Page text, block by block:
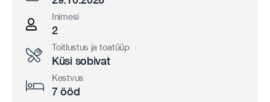
Inimesi
2
Toitlustus ja toatüüp
Küsi sobivat
Kestvus
7 ööd